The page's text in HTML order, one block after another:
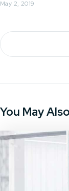
May 2, 2019
You May